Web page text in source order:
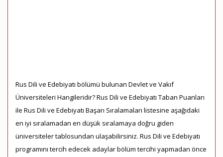
Rus Dili ve Edebiyatı bölümü bulunan Devlet ve Vakıf
Üniversiteleri Hangileridir? Rus Dili ve Edebiyatı Taban Puanları
ile Rus Dili ve Edebiyatı Başarı Sıralamaları listesine aşağıdaki
en iyi sıralamadan en düşük sıralamaya doğru giden
üniversiteler tablosundan ulaşabilirsiniz. Rus Dili ve Edebiyatı
programını tercih edecek adaylar bölüm tercihi yapmadan önce